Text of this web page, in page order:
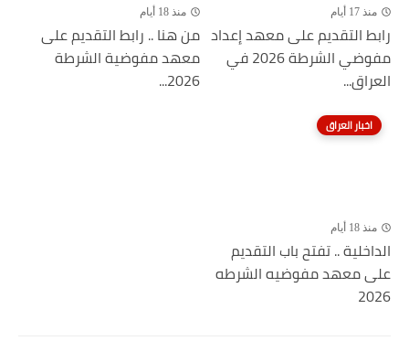
منذ 17 أيام
رابط التقديم على معهد إعداد
مفوضي الشرطة 2026 في
العراق...
منذ 18 أيام
من هنا .. رابط التقديم على
معهد مفوضية الشرطة
2026...
اخبار العراق
منذ 18 أيام
الداخلية .. تفتح باب التقديم
على معهد مفوضيه الشرطه
2026